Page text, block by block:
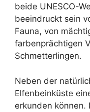
beide UNESCO-
beeindruckt sein
Fauna, von
farbenprächtigen
Schmetterlingen.
Neben der
Elfenbeinküste
erkunden können.